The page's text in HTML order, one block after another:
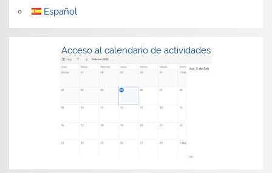
Español
Acceso al calendario de actividades